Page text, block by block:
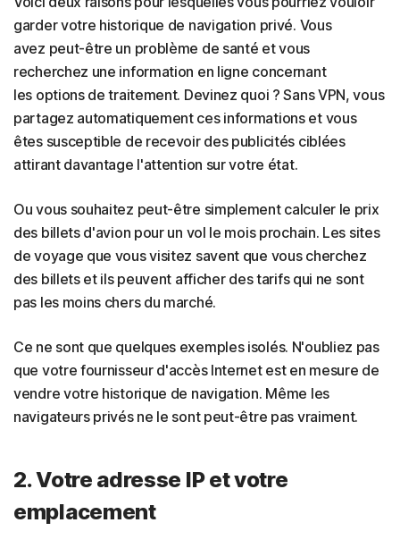
garder votre historique de navigation privé. Vous
avez peut-être un problème de santé et vous
recherchez une information en ligne concernant
les options de traitement. Devinez quoi ? Sans VPN, vous
partagez automatiquement ces informations et vous
êtes susceptible de recevoir des publicités ciblées
attirant davantage l'attention sur votre état.
Ou vous souhaitez peut-être simplement calculer le prix
des billets d'avion pour un vol le mois prochain. Les sites
de voyage que vous visitez savent que vous cherchez
des billets et ils peuvent afficher des tarifs qui ne sont
pas les moins chers du marché.
Ce ne sont que quelques exemples isolés. N'oubliez pas
que votre fournisseur d'accès Internet est en mesure de
vendre votre historique de navigation. Même les
navigateurs privés ne le sont peut-être pas vraiment.
2. Votre adresse IP et votre
emplacement